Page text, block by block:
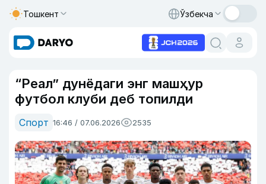
Тошкент Ўзбекча
“Реал” дунёдаги энг машҳур
футбол клуби деб топилди
Спорт 16:46 / 07.06.2026 2535